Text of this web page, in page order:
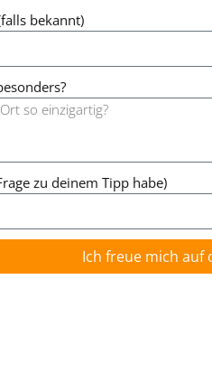
bekannt)
zu deinem Tipp habe)
Ich freue mich auf